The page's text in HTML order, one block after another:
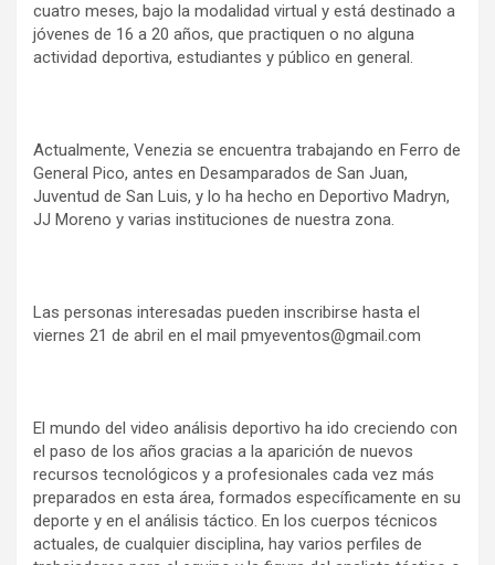
cuatro meses, bajo la modalidad virtual y está destinado a
jóvenes de 16 a 20 años, que practiquen o no alguna
actividad deportiva, estudiantes y público en general.
Actualmente, Venezia se encuentra trabajando en Ferro de
General Pico, antes en Desamparados de San Juan,
Juventud de San Luis, y lo ha hecho en Deportivo Madryn,
JJ Moreno y varias instituciones de nuestra zona.
Las personas interesadas pueden inscribirse hasta el
viernes 21 de abril en el mail pmyeventos@gmail.com
El mundo del video análisis deportivo ha ido creciendo con
el paso de los años gracias a la aparición de nuevos
recursos tecnológicos y a profesionales cada vez más
preparados en esta área, formados específicamente en su
deporte y en el análisis táctico. En los cuerpos técnicos
actuales, de cualquier disciplina, hay varios perfiles de